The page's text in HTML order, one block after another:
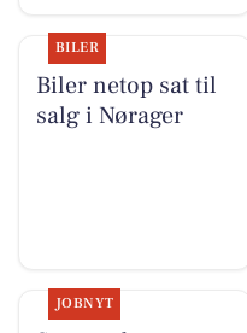
BILER
Biler netop sat til
salg i Nørager
JOBNYT